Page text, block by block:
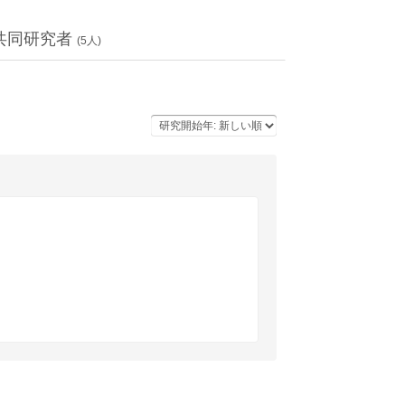
同研究者 (5 人)